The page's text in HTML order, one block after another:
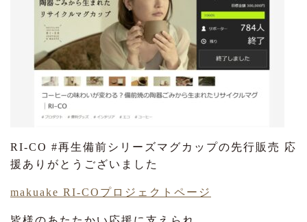
RI-CO #再生備前シリーズマグカップの先行販売 応
援ありがとうございました
makuake RI-COプロジェクトページ